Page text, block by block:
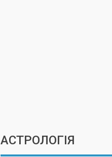
АСТРОЛОГІЯ